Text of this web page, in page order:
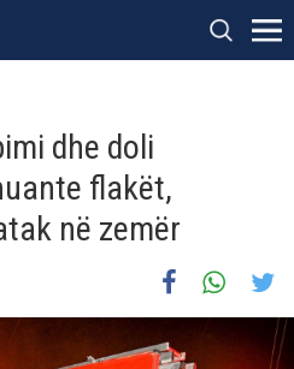
dhe doli
flakët,
në zemër